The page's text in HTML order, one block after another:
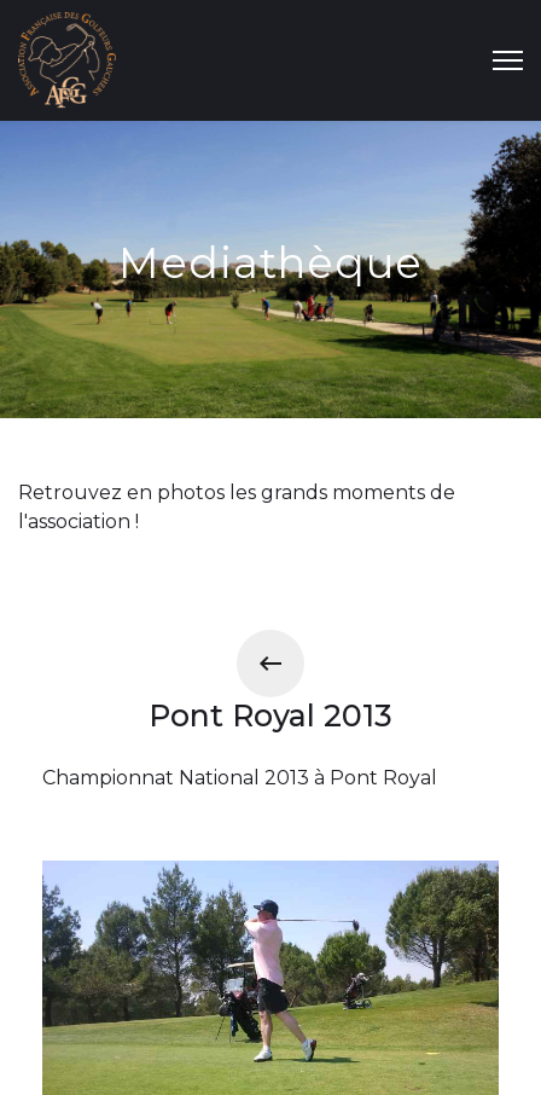
Mediathèque
Retrouvez en photos les grands moments de
l'association !
Pont Royal 2013
Championnat National 2013 à Pont Royal